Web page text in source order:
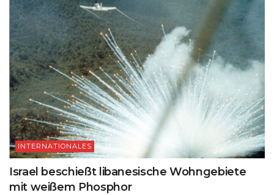
INTERNATIONALES
Israel beschießt libanesische Wohngebiete
mit weißem Phosphor